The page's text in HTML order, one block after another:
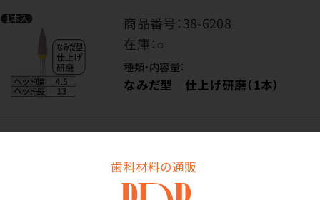
歯科材料の通販
商品番号：38-6208
在庫：○
種類・内容量：
なみだ型 仕上げ研磨（1本）